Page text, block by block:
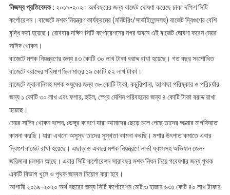
সিটি
কর্পোরেশন
নিজস্ব প্রতিবেদক : ২০১৯-২০২০ অর্থবছরের জন্য বাজেট ঘোষণা করেছে ঢাকা দক্ষিণ সিটি
কর্পোরেশন। বাজেটে মশক নিয়ন্ত্রণ কার্যক্রমের (মনিটরিং/সার্ভাইলেন্সসহ) বাজেট দ্বিগুণের বেশি
বৃদ্ধি করা হয়েছে। রোববার দক্ষিণ সিটি কর্পোরেশনের নগর ভবনে এই বাজেট ঘোষণা করেন মেয়র
সাঈদ খোকন।
বাজেটে মশক নিয়ন্ত্রণের জন্য ৪৩ কোটি ৩০ লাখ টাকা বরাদ্দ রাখা হয়েছে। গত বছর সংশোধিত
বাজেটে বরাদ্দের পরিমাণ ছিল মাত্র ১৯ কোটি ৫২ লাখ টাকা।
বাজেটে জ্বালানিসহ মশক ওষুধের জন্য ৩৮ কোটি টাকা, কচুরিপানা, আগাছা পরিষ্কার ও পরিচর্যার
জন্য ১ কোটি ৩০ লাখ এবং ফগার, হুইল, স্প্রে মেশিন পরিবহনের জন্য ৪ কোটি টাকা বরাদ্দ রাখা
হয়েছে।
মেয়র সাঈদ খোকন বলেন, ডেঙ্গুর কারণে যারা আমাদের ছেড়ে চলে গেছে তাদের আত্মার মাগফিরাত
কামনা করছি। যারা এখনো অসুস্থ তাদের সুস্থতা কামনা করছি। মশার উৎপাত কমাতে এবার
দ্বিগুণ বাজেট রাখা হয়েছে। এছাড়াও এবছর মশক নিয়ন্ত্রণে লার্ভা ধ্বংসসহ অভিযান জেল-
জরিমানা চলমান আছে। এবার সিটি কর্পোরেশন সারাবছর মশক নিধন নিয়ে গবেষণার জন্য পৃথক
একটি বিভাগ খুলে ও পৃথক জনবল নিয়োগ করা হবে।
আগামী ২০১৯-২০২০ অর্থ বছরের জন্য সিটি কর্পোরেশন মোট ৩ হাজার ৬৩১ কোট ৪০ লাখ টাকার